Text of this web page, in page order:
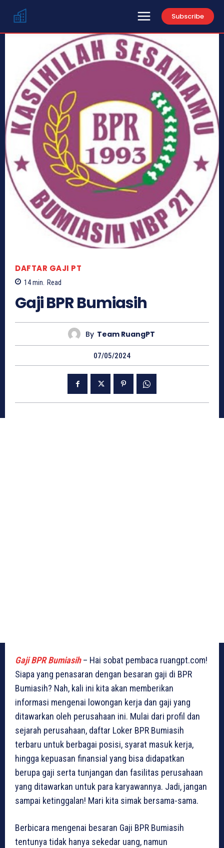
Subscribe
DAFTAR GAJI PT
14min. Read
Gaji BPR Bumiasih
By Team RuangPT
07/05/2024
Gaji BPR Bumiasih– Hai sobat pembaca ruangpt.com!
Siapa yang penasaran dengan besaran gaji di BPR
Bumiasih? Nah, kali ini kita akan memberikan
informasi mengenai lowongan kerja dan gaji yang
ditawarkan oleh perusahaan ini. Mulai dari profil dan
sejarah perusahaan, daftar Loker BPR Bumiasih
terbaru untuk berbagai posisi, syarat masuk kerja,
hingga kepuasan finansial yang bisa didapatkan
berupa gaji serta tunjangan dan fasilitas perusahaan
yang ditawarkan untuk para karyawannya. Jadi, jangan
sampai ketinggalan! Mari kita simak bersama-sama.
Berbicara mengenai besaran Gaji BPR Bumiasih
tentunya tidak hanya sekedar uang, namun